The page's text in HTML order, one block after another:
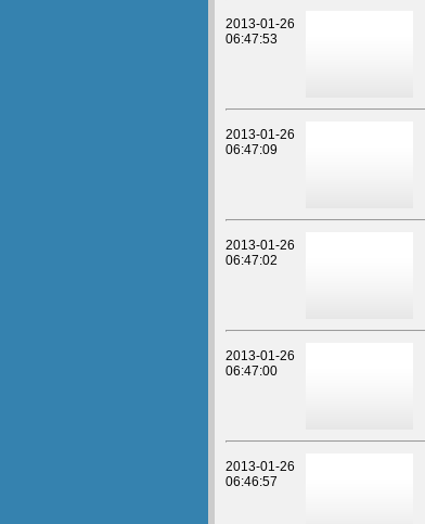
2013-01-26
06:47:53
2013-01-26
06:47:09
2013-01-26
06:47:02
2013-01-26
06:47:00
2013-01-26
06:46:57